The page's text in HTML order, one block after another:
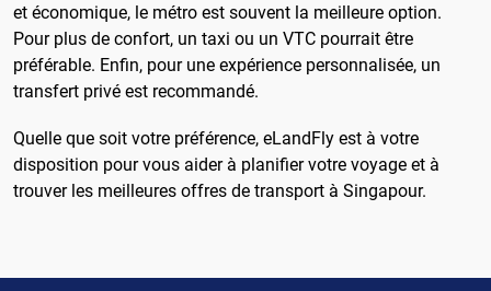
et économique, le métro est souvent la meilleure option.
Pour plus de confort, un taxi ou un VTC pourrait être
préférable. Enfin, pour une expérience personnalisée, un
transfert privé est recommandé.
Quelle que soit votre préférence, eLandFly est à votre
disposition pour vous aider à planifier votre voyage et à
trouver les meilleures offres de transport à Singapour.